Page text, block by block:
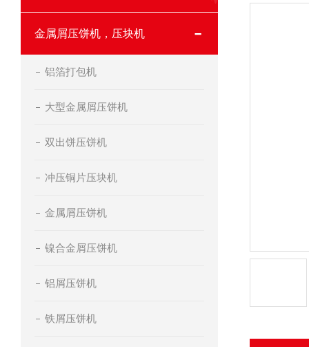
金属屑压饼机，压块机
铝箔打包机
大型金属屑压饼机
双出饼压饼机
冲压铜片压块机
金属屑压饼机
镍合金屑压饼机
铝屑压饼机
铁屑压饼机